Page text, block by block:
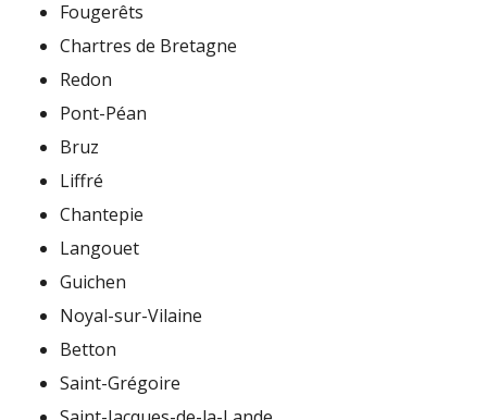
Fougerêts
Chartres de Bretagne
Redon
Pont-Péan
Bruz
Liffré
Chantepie
Langouet
Guichen
Noyal-sur-Vilaine
Betton
Saint-Grégoire